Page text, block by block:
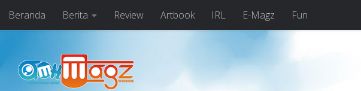
Skip to content
Beranda Berita Review Artbook IRL E-Magz Fun